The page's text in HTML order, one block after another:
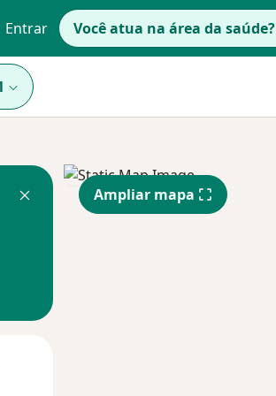
Entrar Você atua na área da saúde?
Ampliar mapa